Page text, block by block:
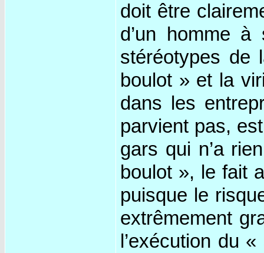
doit être
d’un homme
stéréotypes de
boulot » et la
dans les
parvient pas,
gars qui n’a
boulot », le fait
puisque le
extrêmement
l’exécution du